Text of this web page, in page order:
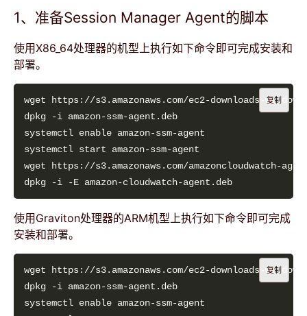
1、准备Session Manager Agent的脚本
使用X86_64处理器的机型上执行如下命令即可完成安装和
部署。
复制
使用Graviton处理器的ARM机型上执行如下命令即可完成
安装和部署。
复制